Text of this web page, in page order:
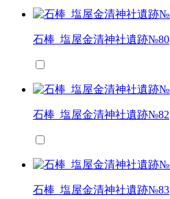
石棒_塩屋金清神社遺跡№80
石棒_塩屋金清神社遺跡№82
石棒_塩屋金清神社遺跡№83